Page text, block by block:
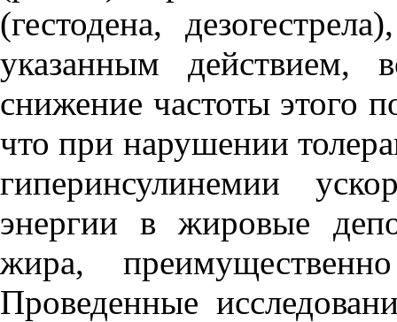
(гестодена,
указанным действием,
снижение частоты этого
что при нарушении
гиперинсулинемии
энергии в жировые
жира,
Проведенные